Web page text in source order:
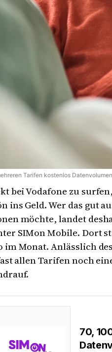
Tarifen kostenlos
bei Vodafone zu
ins Geld. Wer das gut
möchte, landet
SIMon Mobile. Dort
im Monat. Anlässlich
allen Tarifen noch
70,